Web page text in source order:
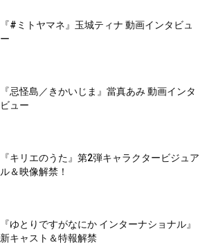
『#ミトヤマネ』玉城ティナ 動画インタビュ
ー
『忌怪島／きかいじま』當真あみ 動画インタ
ビュー
『キリエのうた』第2弾キャラクタービジュア
ル＆映像解禁！
『ゆとりですがなにか インターナショナル』
新キャスト＆特報解禁